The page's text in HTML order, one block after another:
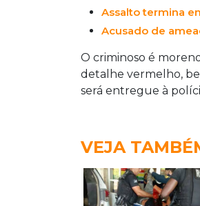
Assalto termina
Acusado de
O criminoso é
detalhe vermelho,
será entregue à
VEJA